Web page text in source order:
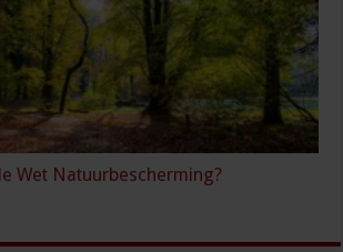
Wet Natuurbescherming?